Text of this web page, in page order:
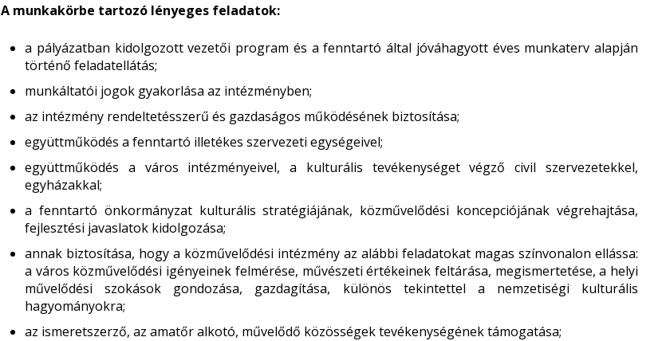
A munkakörbe tartozó lényeges feladatok:
a pályázatban kidolgozott vezetői program és a fenntartó által jóváhagyott éves munkaterv alapján
történő feladatellátás;
munkáltatói jogok gyakorlása az intézményben;
az intézmény rendeltetésszerű és gazdaságos működésének biztosítása;
együttműködés a fenntartó illetékes szervezeti egységeivel;
együttműködés a város intézményeivel, a kulturális tevékenységet végző civil szervezetekkel,
egyházakkal;
a fenntartó önkormányzat kulturális stratégiájának, közművelődési koncepciójának végrehajtása,
fejlesztési javaslatok kidolgozása;
annak biztosítása, hogy a közművelődési intézmény az alábbi feladatokat magas színvonalon ellássa:
a város közművelődési igényeinek felmérése, művészeti értékeinek feltárása, megismertetése, a helyi
művelődési szokások gondozása, gazdagítása, különös tekintettel a nemzetiségi kulturális
hagyományokra;
az ismeretszerző, az amatőr alkotó, művelődő közösségek tevékenységének támogatása;